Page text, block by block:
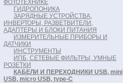
ФОТОТЕХНИКЕ
ГИДРОПОНИКА
ЗАРЯДНЫЕ УСТРОЙСТВА,
ИНВЕРТОРЫ, РАЗВЕТВИТЕЛИ,
АДАПТЕРЫ И БЛОКИ ПИТАНИЯ
ИЗМЕРИТЕЛЬНЫЕ ПРИБОРЫ И
ДАТЧИКИ
ИНСТРУМЕНТЫ
ИПБ, СЕТЕВЫЕ ФИЛЬТРЫ, УМНЫЕ
РОЗЕТКИ
КАБЕЛИ И ПЕРЕХОДНИКИ USB, mini
USB, micro USB, type-C